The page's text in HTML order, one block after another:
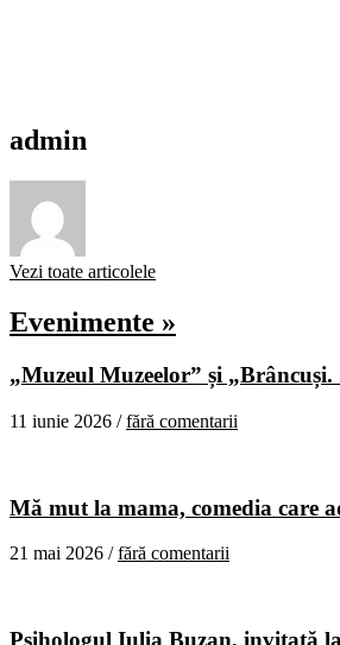
admin
Vezi toate articolele
Evenimente »
„Muzeul Muzeelor” și
11 iunie 2026 /fără comentarii
Mă mut la mama, comedia care
21 mai 2026 /fără comentarii
Psihologul Iulia Buzan, invitată